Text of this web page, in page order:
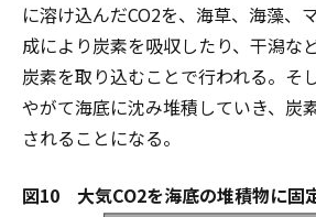
に溶け込んだCO2を、海草、海藻、
成により炭素を吸収したり、干潟な
炭素を取り込むことで行われる。そ
やがて海底に沈み堆積していき、炭
されることになる。
図10 大気CO2を海底の堆積物に固